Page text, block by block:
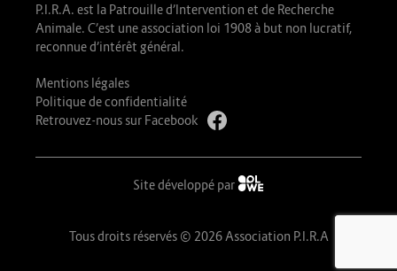
P.I.R.A. est la Patrouille d’Intervention et de Recherche
Animale. C’est une association loi 1908 à but non lucratif,
reconnue d’intérêt général.
Mentions légales
Politique de confidentialité
Retrouvez-nous sur Facebook
Site développé par
Tous droits réservés © 2026 Association P.I.R.A